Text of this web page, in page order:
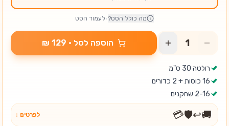
מה כולל הסט?·לעמוד הסט
הוספה לסל · ‏129 ₪
רולטה 30 ס"מ
16 כוסות + 2 כדורים
2-16 שחקנים
🚚
↩️
🛡️
💳 לפרטים ↓